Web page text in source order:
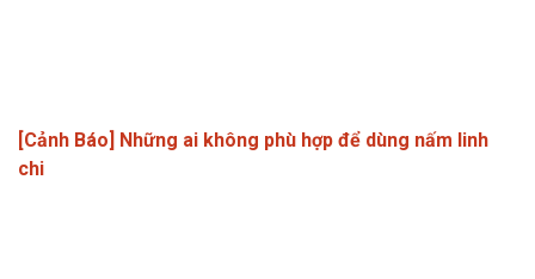
[Cảnh Báo] Những ai không phù hợp để dùng nấm linh
chi